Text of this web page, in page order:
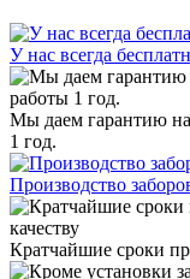
У нас всегда
Мы даем гарантию
1 год.
Производство
Кратчайшие сроки